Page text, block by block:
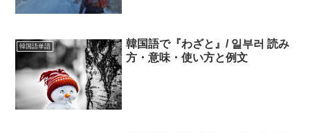
韓国語単語
韓国語で『わざと』/ 일부러 読み
方・意味・使い方と例文